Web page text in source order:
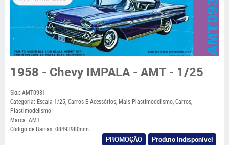
1958 - Chevy IMPALA - AMT - 1/25
Sku: AMT0931
Categoria: Escala 1/25,Carros E Acessórios,Mais Plastimodelismo,Carros,
Plastimodelismo
Marca: AMT
Código de Barras: 08493980nnn
PROMOÇÃO Produto Indisponível